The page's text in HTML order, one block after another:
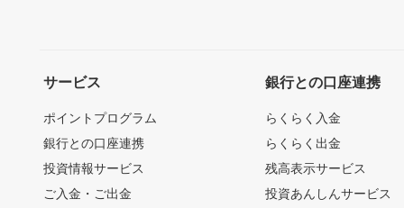
サービス
ポイントプログラム
銀行との口座連携
投資情報サービス
ご入金・ご出金
銀行との口座連携
らくらく入金
らくらく出金
残高表示サービス
投資あんしんサービス